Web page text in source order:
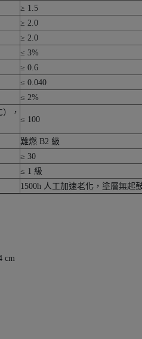
≥ 1.5
≥ 2.0
≥ 2.0
≤ 3%
≥ 0.6
≤ 0.040
≤ 2%
，
≤ 100
難燃 B2 級
≥ 30
≤ 1 級
1500h 人工加速老化，塗層無起
cm